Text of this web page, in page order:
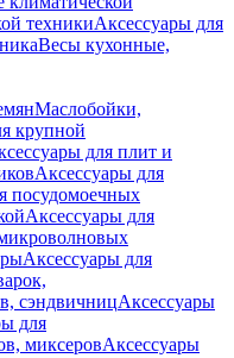
техникиАксессуары для
Весы кухонные,
Маслобойки,
крупной
для плит и
Аксессуары для
посудомоечных
Аксессуары для
Аксессуары для
сэндвичницАксессуары
для
миксеровАксессуары